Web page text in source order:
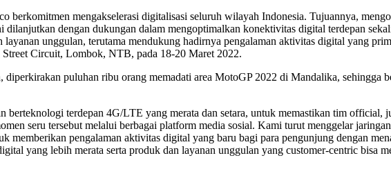
berkomitmen mengakselerasi digitalisasi seluruh wilayah Indonesia. Tujuannya,
dengan dukungan dalam mengoptimalkan konektivitas digital terdepan
unggulan, terutama mendukung hadirnya pengalaman aktivitas digital yang
Circuit, Lombok, NTB, pada 18-20 Maret 2022.
puluhan ribu orang memadati area MotoGP 2022 di Mandalika, sehingga
berteknologi terdepan 4G/LTE yang merata dan setara, untuk memastikan tim official,
seru tersebut melalui berbagai platform media sosial. Kami turut menggelar
memberikan pengalaman aktivitas digital yang baru bagi para pengunjung dengan
yang lebih merata serta produk dan layanan unggulan yang customer-centric bisa